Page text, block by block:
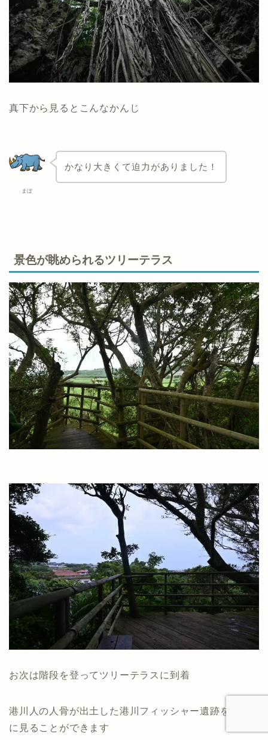
真下から見るとこんなかんじ
まぼ
かなり大きくて迫力がありました！
景色が眺められるツリーテラス
お次は階段を登ってツリーテラスに到着
港川人の人骨が出土した港川フィッシャー遺跡を遠く
に見ることができます